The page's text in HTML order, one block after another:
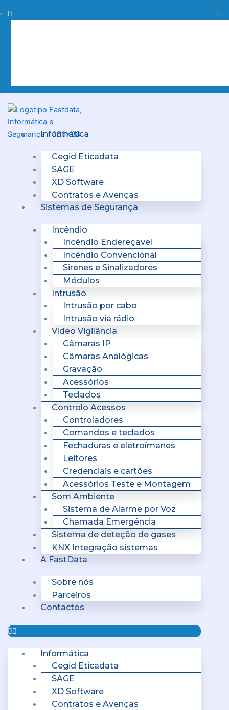
to
Procurar
Informática
Cegid Eticadata
SAGE
XD Software
Contratos e Avenças
Sistemas de Segurança
Incêndio
Incêndio Endereçavel
Incêndio Convencional
Sirenes e Sinalizadores
Módulos
Intrusão
Intrusão por cabo
Intrusão via rádio
Vídeo Vigilância
Câmaras IP
Câmaras Analógicas
Gravação
Acessórios
Teclados
Controlo Acessos
Controladores
Comandos e teclados
Fechaduras e eletroímanes
Leitores
Credenciais e cartões
Acessórios Teste e Montagem
Som Ambiente
Sistema de Alarme por Voz
Chamada Emergência
Sistema de deteção de gases
KNX Integração sistemas
A FastData
Sobre nós
Parceiros
Contactos
Menu
Informática
Cegid Eticadata
SAGE
XD Software
Contratos e Avenças